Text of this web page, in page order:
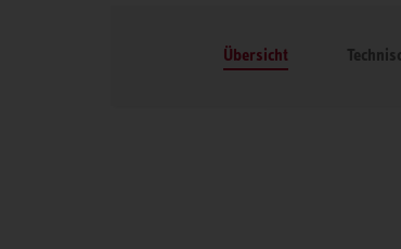
Übersicht